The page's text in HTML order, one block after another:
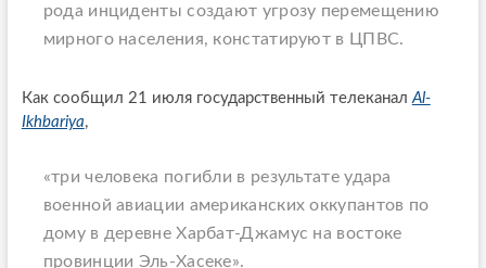
рода инциденты создают угрозу перемещению
мирного населения, констатируют в ЦПВС.
Как сообщил 21 июля государственный телеканал Al-
Ikhbariya,
«три человека погибли в результате удара
военной авиации американских оккупантов по
дому в деревне Харбат-Джамус на востоке
провинции Эль-Хасеке».